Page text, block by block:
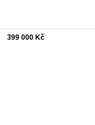
399 000 Kč